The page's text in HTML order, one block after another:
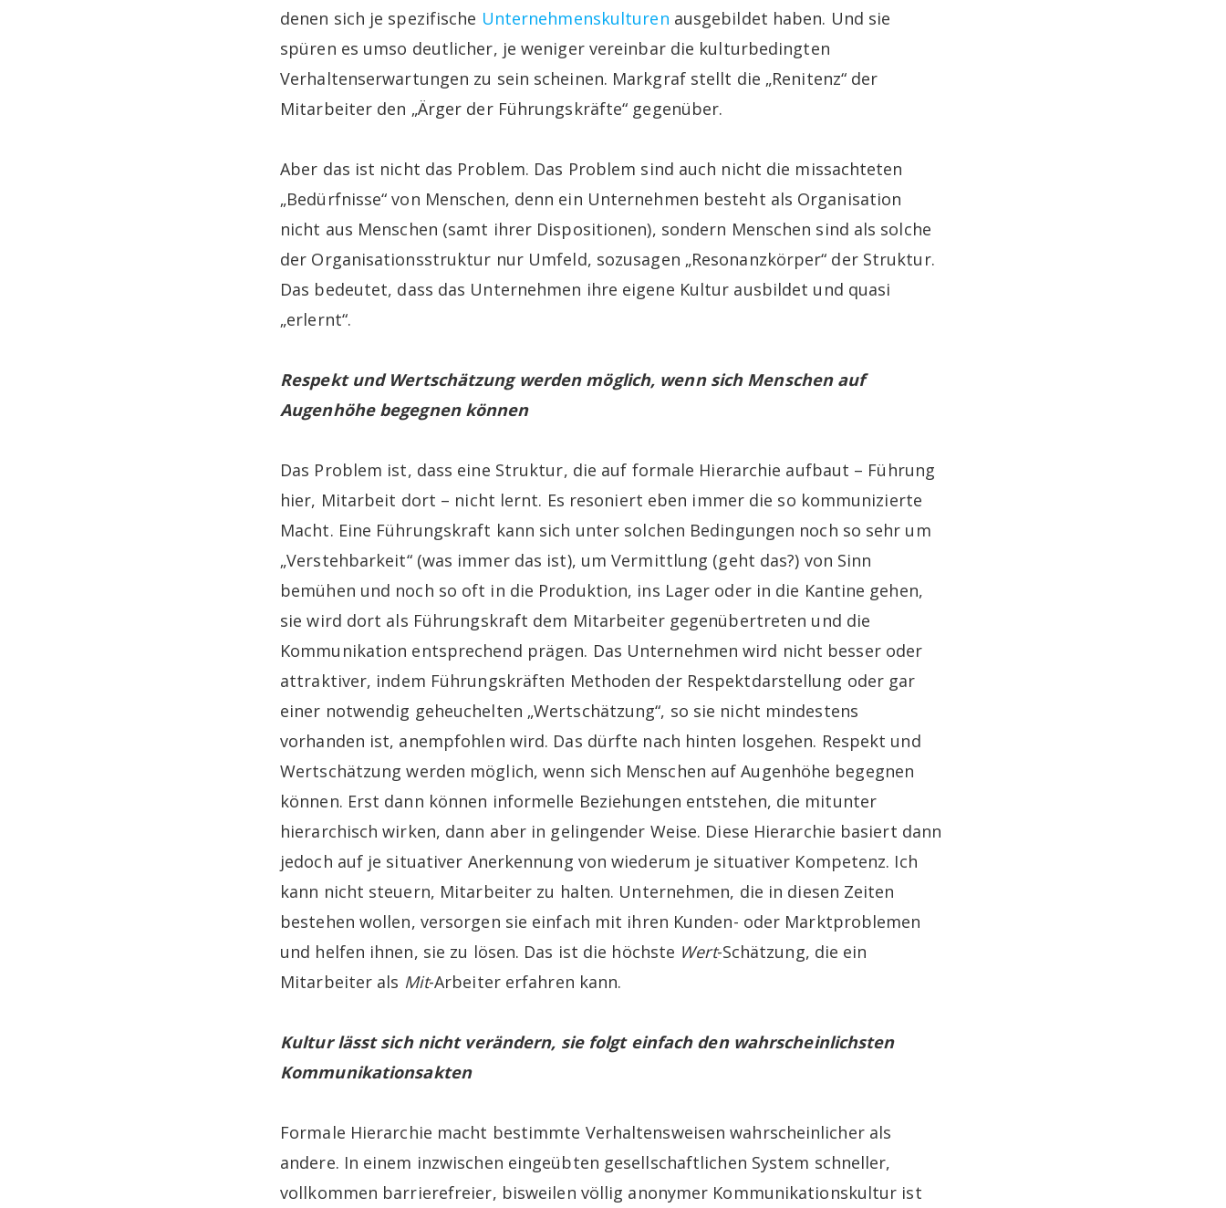
denen sich je spezifische Unternehmenskulturen ausgebildet haben. Und sie
spüren es umso deutlicher, je weniger vereinbar die kulturbedingten
Verhaltenserwartungen zu sein scheinen. Markgraf stellt die „Renitenz“ der
Mitarbeiter den „Ärger der Führungskräfte“ gegenüber.
Aber das ist nicht das Problem. Das Problem sind auch nicht die missachteten
„Bedürfnisse“ von Menschen, denn ein Unternehmen besteht als Organisation
nicht aus Menschen (samt ihrer Dispositionen), sondern Menschen sind als solche
der Organisationsstruktur nur Umfeld, sozusagen „Resonanzkörper“ der Struktur.
Das bedeutet, dass das Unternehmen ihre eigene Kultur ausbildet und quasi
„erlernt“.
Respekt und Wertschätzung werden möglich, wenn sich Menschen auf
Augenhöhe begegnen können
Das Problem ist, dass eine Struktur, die auf formale Hierarchie aufbaut – Führung
hier, Mitarbeit dort – nicht lernt. Es resoniert eben immer die so kommunizierte
Macht. Eine Führungskraft kann sich unter solchen Bedingungen noch so sehr um
„Verstehbarkeit“ (was immer das ist), um Vermittlung (geht das?) von Sinn
bemühen und noch so oft in die Produktion, ins Lager oder in die Kantine gehen,
sie wird dort als Führungskraft dem Mitarbeiter gegenübertreten und die
Kommunikation entsprechend prägen. Das Unternehmen wird nicht besser oder
attraktiver, indem Führungskräften Methoden der Respektdarstellung oder gar
einer notwendig geheuchelten „Wertschätzung“, so sie nicht mindestens
vorhanden ist, anempfohlen wird. Das dürfte nach hinten losgehen. Respekt und
Wertschätzung werden möglich, wenn sich Menschen auf Augenhöhe begegnen
können. Erst dann können informelle Beziehungen entstehen, die mitunter
hierarchisch wirken, dann aber in gelingender Weise. Diese Hierarchie basiert dann
jedoch auf je situativer Anerkennung von wiederum je situativer Kompetenz. Ich
kann nicht steuern, Mitarbeiter zu halten. Unternehmen, die in diesen Zeiten
bestehen wollen, versorgen sie einfach mit ihren Kunden- oder Marktproblemen
und helfen ihnen, sie zu lösen. Das ist die höchste Wert-Schätzung, die ein
Mitarbeiter als Mit-Arbeiter erfahren kann.
Kultur lässt sich nicht verändern, sie folgt einfach den wahrscheinlichsten
Kommunikationsakten
Formale Hierarchie macht bestimmte Verhaltensweisen wahrscheinlicher als
andere. In einem inzwischen eingeübten gesellschaftlichen System schneller,
vollkommen barrierefreier, bisweilen völlig anonymer Kommunikationskultur ist